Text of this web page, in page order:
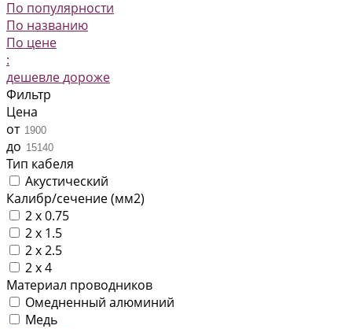
По популярности
По названию
По цене
:
дешевледороже
Фильтр
Цена
от
до
Тип кабеля
Акустический
Калибр/сечение (мм2)
2 x 0.75
2 x 1.5
2 x 2.5
2 х 4
Материал проводников
Омедненный алюминий
Медь